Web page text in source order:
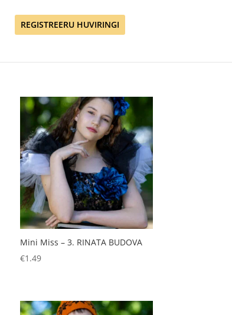
REGISTREERU HUVIRINGI
Mini Miss – 3. RINATA BUDOVA
€1.49